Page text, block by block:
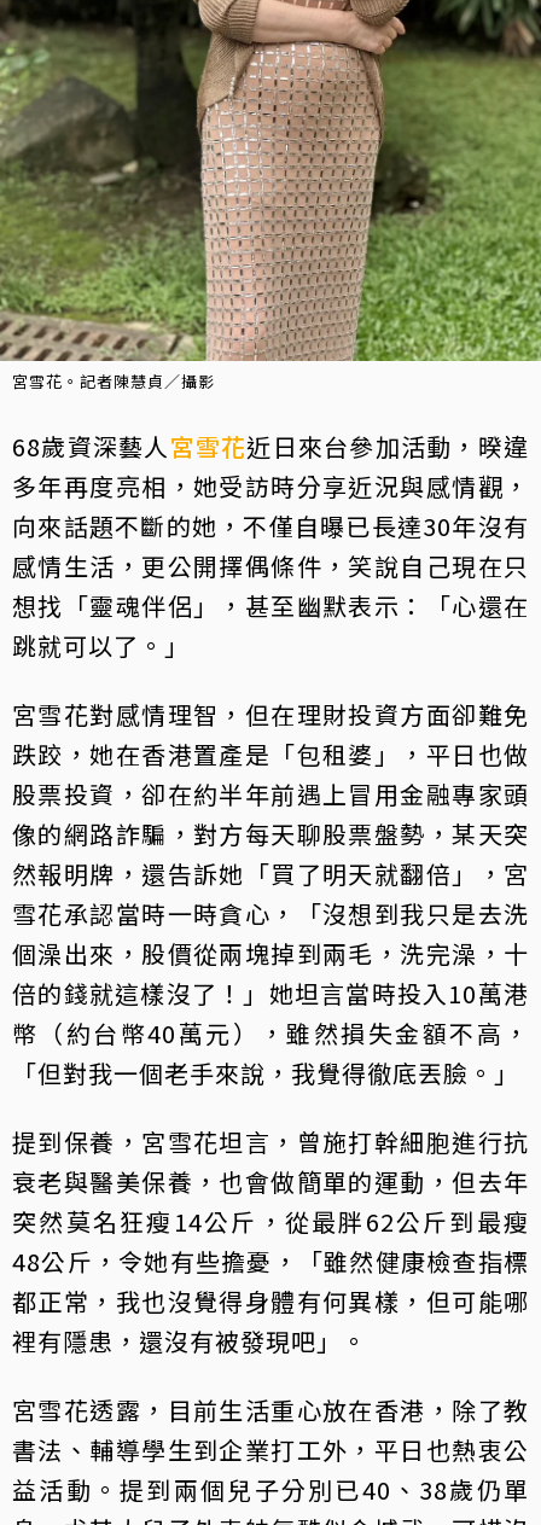
宮雪花。記者陳慧貞／攝影
68歲資深藝人宮雪花近日來台參加活動，暌違
多年再度亮相，她受訪時分享近況與感情觀，
向來話題不斷的她，不僅自曝已長達30年沒有
感情生活，更公開擇偶條件，笑說自己現在只
想找「靈魂伴侶」，甚至幽默表示：「心還在
跳就可以了。」
宮雪花對感情理智，但在理財投資方面卻難免
跌跤，她在香港置產是「包租婆」，平日也做
股票投資，卻在約半年前遇上冒用金融專家頭
像的網路詐騙，對方每天聊股票盤勢，某天突
然報明牌，還告訴她「買了明天就翻倍」，宮
雪花承認當時一時貪心，「沒想到我只是去洗
個澡出來，股價從兩塊掉到兩毛，洗完澡，十
倍的錢就這樣沒了！」她坦言當時投入10萬港
幣（約台幣40萬元），雖然損失金額不高，
「但對我一個老手來說，我覺得徹底丟臉。」
提到保養，宮雪花坦言，曾施打幹細胞進行抗
衰老與醫美保養，也會做簡單的運動，但去年
突然莫名狂瘦14公斤，從最胖62公斤到最瘦
48公斤，令她有些擔憂，「雖然健康檢查指標
都正常，我也沒覺得身體有何異樣，但可能哪
裡有隱患，還沒有被發現吧」。
宮雪花透露，目前生活重心放在香港，除了教
書法、輔導學生到企業打工外，平日也熱衷公
益活動。提到兩個兒子分別已40、38歲仍單